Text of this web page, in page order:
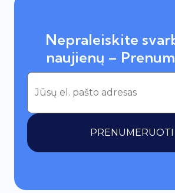
Nepraleiskite
naujienų –
PRENUMERUOTI